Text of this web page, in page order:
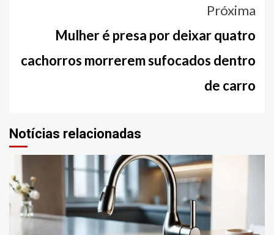
Próxima
Mulher é presa por deixar quatro
cachorros morrerem sufocados dentro
de carro
Notícias relacionadas